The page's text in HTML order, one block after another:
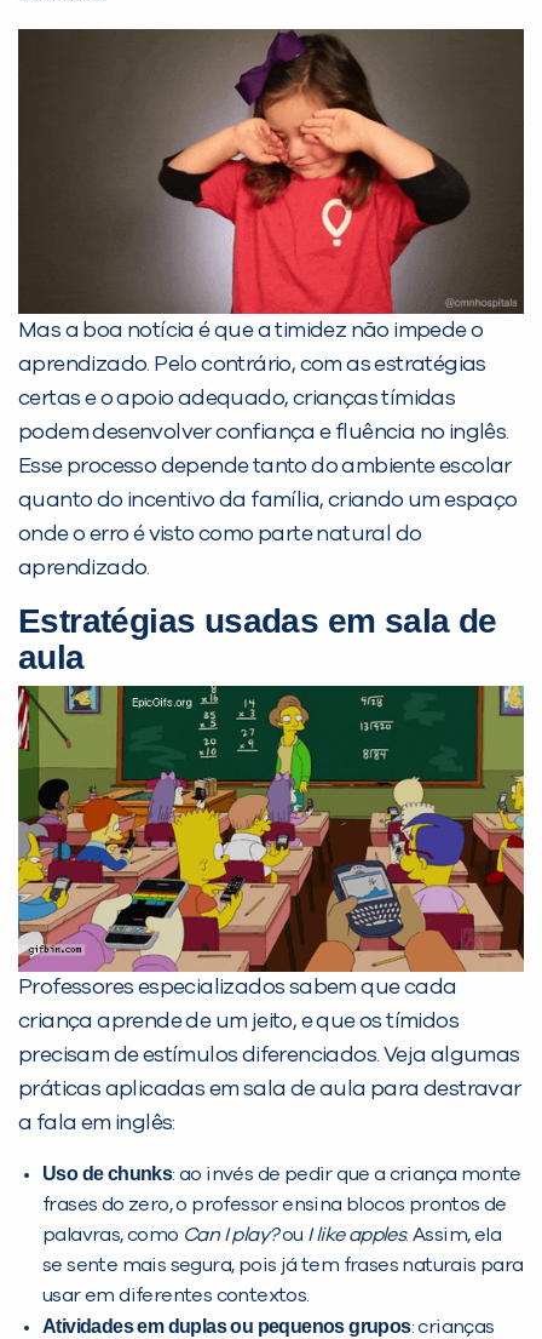
Mas a boa notícia é que a timidez não impede o
aprendizado. Pelo contrário, com as estratégias
certas e o apoio adequado, crianças tímidas
podem desenvolver confiança e fluência no inglês.
Esse processo depende tanto do ambiente escolar
quanto do incentivo da família, criando um espaço
onde o erro é visto como parte natural do
aprendizado.
Estratégias usadas em sala de
aula
Professores especializados sabem que cada
criança aprende de um jeito, e que os tímidos
precisam de estímulos diferenciados. Veja algumas
práticas aplicadas em sala de aula para destravar
a fala em inglês:
Uso de chunks: ao invés de pedir que a criança monte
frases do zero, o professor ensina blocos prontos de
palavras, como Can I play?ou I like apples. Assim, ela
se sente mais segura, pois já tem frases naturais para
usar em diferentes contextos.
Atividades em duplas ou pequenos grupos: crianças
Desculpe!
Não encontramos nenhuma unidade
inFlux nesta cidade ou bairro que
você digitou.
Preencha com seus dados abaixo e
já vamos te colocar em contato
com a:
Você é aluno inFlux?
Sim Não
VOLTAR